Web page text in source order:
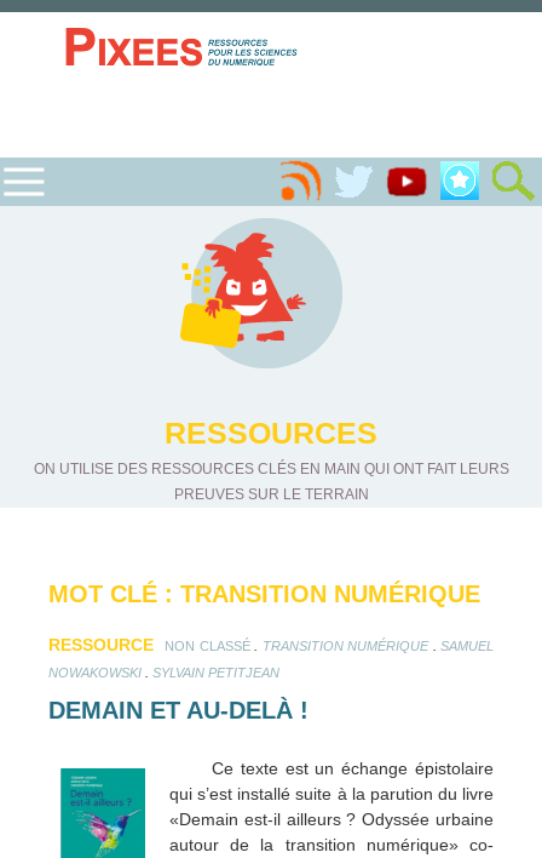
RESSOURCES
ON UTILISE DES RESSOURCES CLÉS EN MAIN QUI ONT FAIT LEURS
PREUVES SUR LE TERRAIN
MOT CLÉ : TRANSITION NUMÉRIQUE
RESSOURCE NON CLASSÉ. TRANSITION NUMÉRIQUE. SAMUEL
NOWAKOWSKI
SYLVAIN PETITJEAN
DEMAIN ET AU-DELÀ !
Ce texte est un échange épistolaire
qui s’est installé suite à la parution du livre
«Demain est-il ailleurs ? Odyssée urbaine
autour de la transition numérique» co-